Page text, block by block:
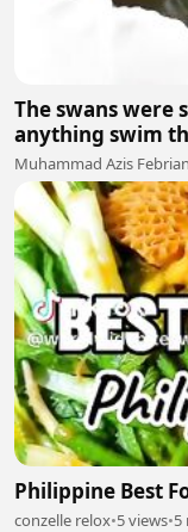
The swans were
anything swim
Muhammad Azis
Philippine Best
conzelle relox•5 views•5